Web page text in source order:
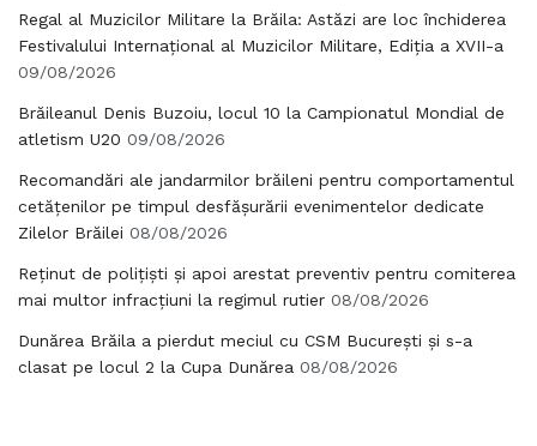
Regal al Muzicilor Militare la Brăila: Astăzi are loc închiderea
Festivalului Internațional al Muzicilor Militare, Ediția a XVII-a
09/08/2026
Brăileanul Denis Buzoiu, locul 10 la Campionatul Mondial de
atletism U20 09/08/2026
Recomandări ale jandarmilor brăileni pentru comportamentul
cetățenilor pe timpul desfășurării evenimentelor dedicate
Zilelor Brăilei 08/08/2026
Reținut de polițiști și apoi arestat preventiv pentru comiterea
mai multor infracțiuni la regimul rutier 08/08/2026
Dunărea Brăila a pierdut meciul cu CSM București și s-a
clasat pe locul 2 la Cupa Dunărea 08/08/2026